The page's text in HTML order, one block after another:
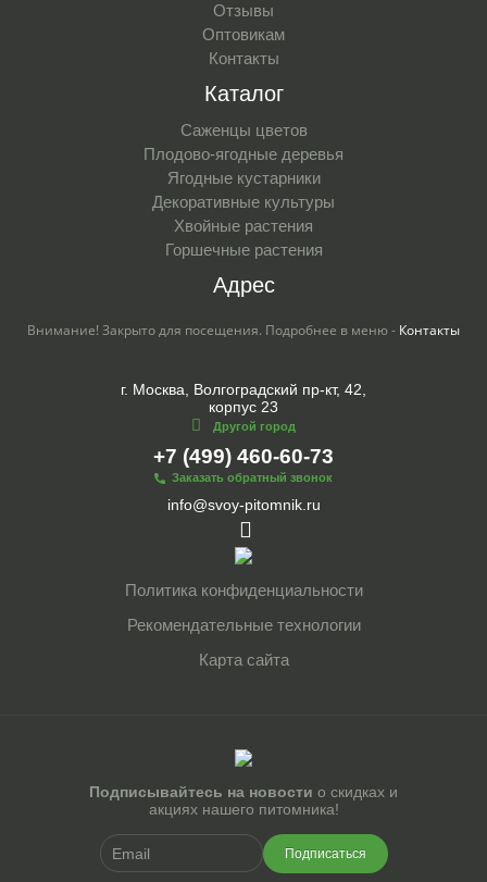
Отзывы
Оптовикам
Контакты
Каталог
Саженцы цветов
Плодово-ягодные деревья
Ягодные кустарники
Декоративные культуры
Хвойные растения
Горшечные растения
Адрес
Внимание! Закрыто для посещения. Подробнее в меню - Контакты
г. Москва, Волгоградский пр-кт, 42,
корпус 23
Другой город
+7 (499) 460-60-73
Заказать обратный звонок
info@svoy-pitomnik.ru
Политика конфиденциальности
Рекомендательные технологии
Карта сайта
Подписывайтесь на новости о скидках и
акциях нашего питомника!
Подписаться